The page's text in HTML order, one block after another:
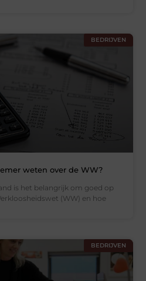
BEDRIJVEN
weten over de WW?
is het belangrijk om goed op
(WW) en hoe
BEDRIJVEN